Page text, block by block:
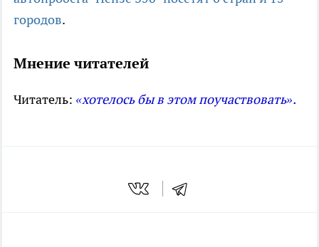
городов.
Мнение читателей
Читатель: «хотелось бы в этом поучаствовать».